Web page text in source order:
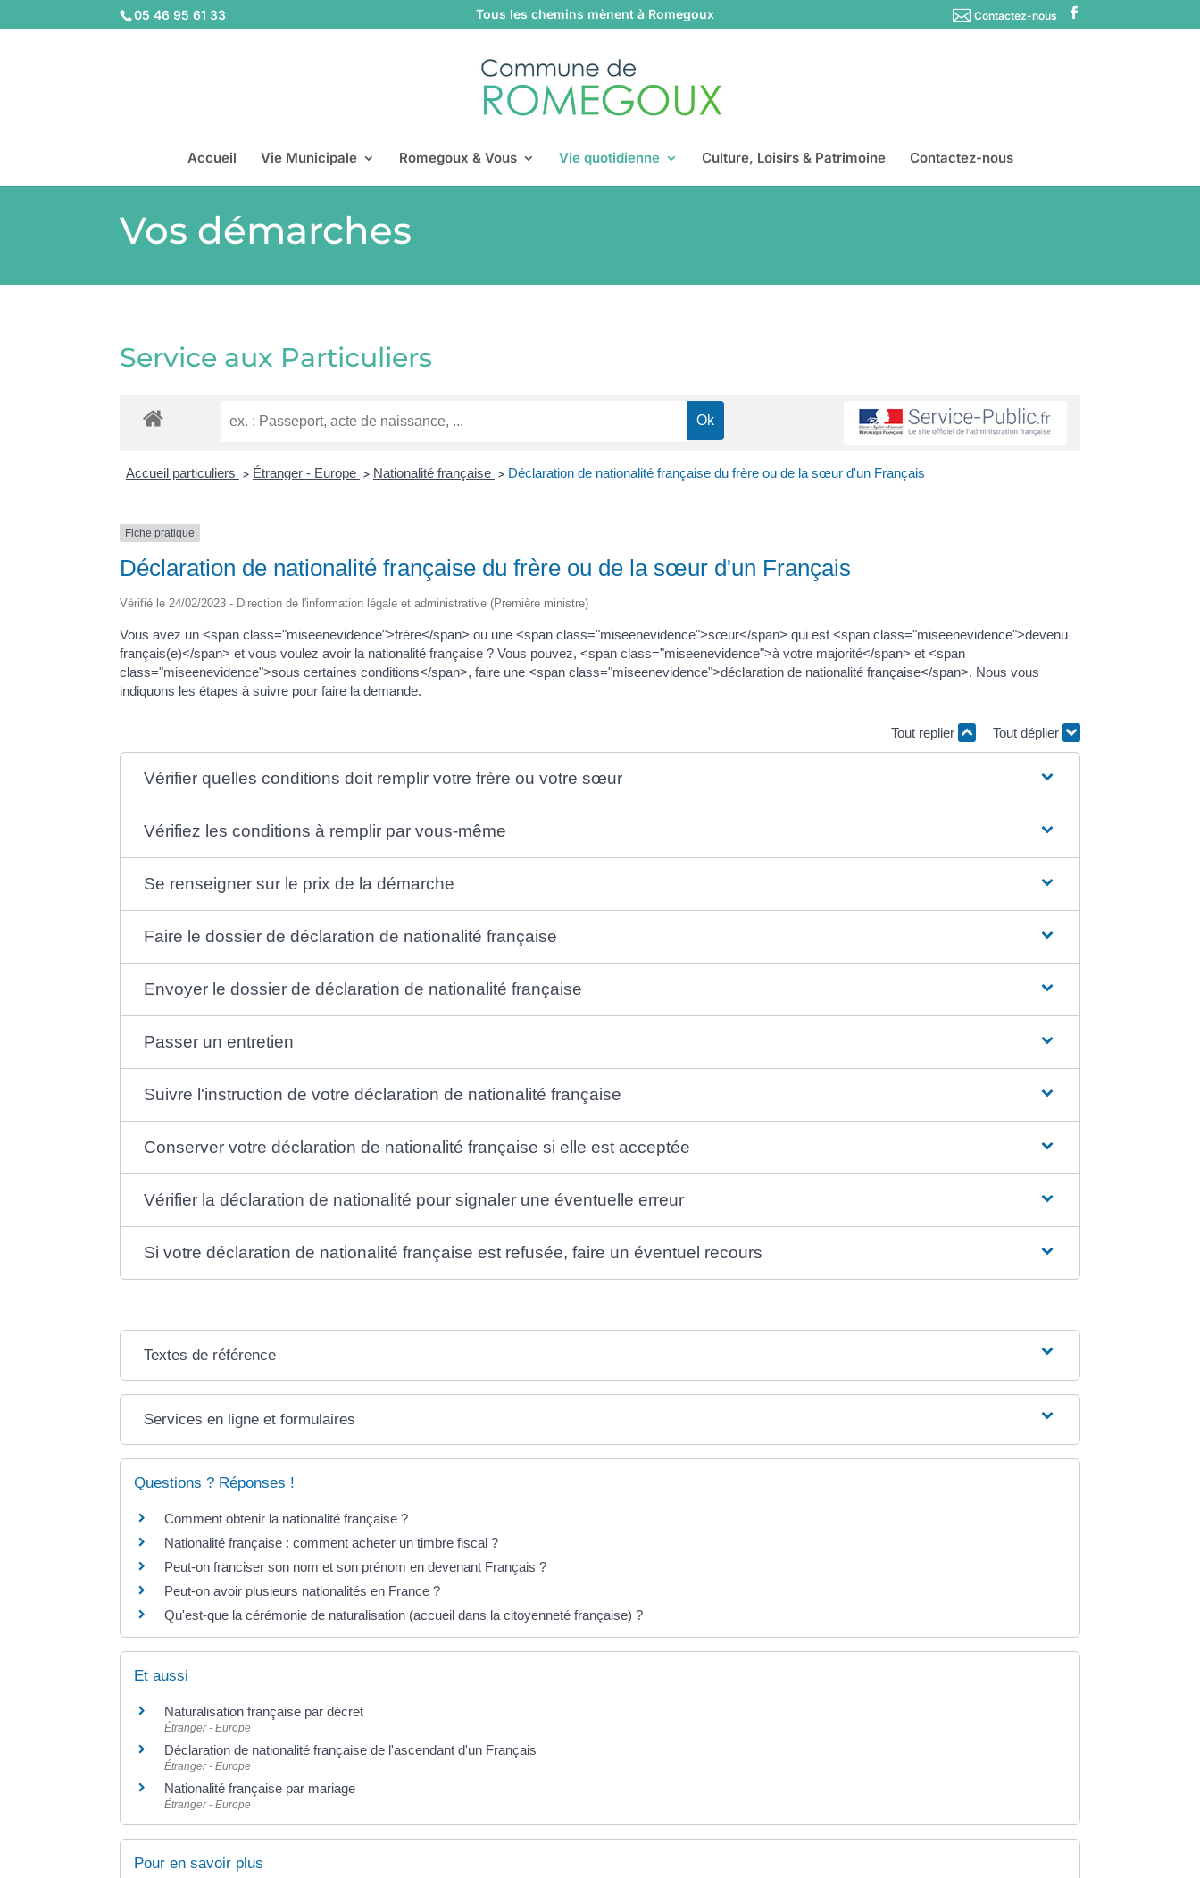
05 46 95 61 33 Tous les chemins mènent à Romegoux Contactez-nous
Accueil Vie Municipale Romegoux & Vous Vie quotidienne Culture, Loisirs & Patrimoine Contactez-nous
Vos démarches
Service aux Particuliers
Accueil particuliers > Étranger - Europe > Nationalité française > Déclaration de nationalité française du frère ou de la sœur d'un Français
Fiche pratique
Déclaration de nationalité française du frère ou de la sœur d'un Français
Vérifié le 24/02/2023 - Direction de l'information légale et administrative (Première ministre)
Vous avez un <span class="miseenevidence">frère</span> ou une <span class="miseenevidence">sœur</span> qui est <span class="miseenevidence">devenu
français(e)</span> et vous voulez avoir la nationalité française ? Vous pouvez, <span class="miseenevidence">à votre majorité</span> et <span
class="miseenevidence">sous certaines conditions</span>, faire une <span class="miseenevidence">déclaration de nationalité française</span>. Nous vous
indiquons les étapes à suivre pour faire la demande.
Tout replier Tout déplier
Vérifier quelles conditions doit remplir votre frère ou votre sœur
Vérifiez les conditions à remplir par vous-même
Se renseigner sur le prix de la démarche
Faire le dossier de déclaration de nationalité française
Envoyer le dossier de déclaration de nationalité française
Passer un entretien
Suivre l'instruction de votre déclaration de nationalité française
Conserver votre déclaration de nationalité française si elle est acceptée
Vérifier la déclaration de nationalité pour signaler une éventuelle erreur
Si votre déclaration de nationalité française est refusée, faire un éventuel recours
Textes de référence
Services en ligne et formulaires
Questions ? Réponses !
Comment obtenir la nationalité française ?
Nationalité française : comment acheter un timbre fiscal ?
Peut-on franciser son nom et son prénom en devenant Français ?
Peut-on avoir plusieurs nationalités en France ?
Qu'est-que la cérémonie de naturalisation (accueil dans la citoyenneté française) ?
Et aussi
Naturalisation française par décret
Étranger - Europe
Déclaration de nationalité française de l'ascendant d'un Français
Étranger - Europe
Nationalité française par mariage
Étranger - Europe
Pour en savoir plus